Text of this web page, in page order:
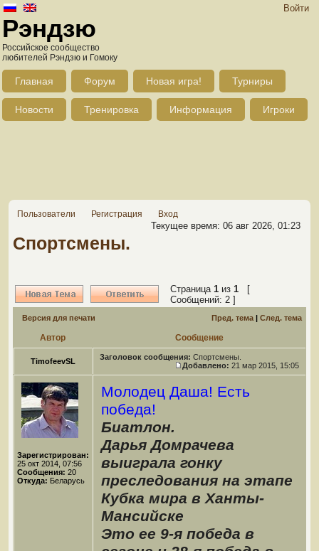
Войти
Рэндзю
Российское сообщество
любителей Рэндзю и Гомоку
Главная Форум Новая игра! Турниры
Новости Тренировка Информация Игроки
Пользователи Регистрация Вход
Текущее время: 06 авг 2026, 01:23
Спортсмены.
Страница 1 из 1 [
Сообщений: 2 ]
Версия для печати Пред. тема | След. тема
Автор Сообщение
TimofeevSL Заголовок сообщения: Спортсмены.
Добавлено: 21 мар 2015, 15:05
Зарегистрирован:
25 окт 2014, 07:56
Сообщения: 20
Откуда: Беларусь
Молодец Даша! Есть
победа!
Биатлон.
Дарья Домрачева
выиграла гонку
преследования на этапе
Кубка мира в Ханты-
Мансийске
Это ее 9-я победа в